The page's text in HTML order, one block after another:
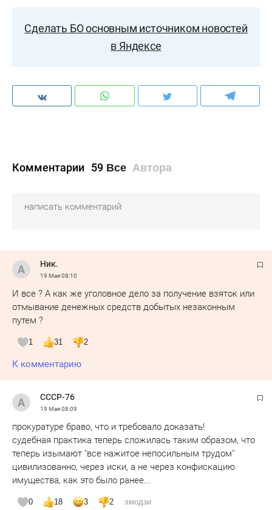
Сделать БО основным источником новостей
в Яндексе
Комментарии 59 Все Автора
Ник.
19 Мая08:10
И все ? А как же уголовное дело за получение взяток или
отмывание денежных средств добытых незаконным
путем ?
1 31 2
К комментарию
СССР-76
19 Мая08:09
прокуратуре браво, что и требовало доказать!
судебная практика теперь сложилась таким образом, что
теперь изымают "все нажитое непосильным трудом"
цивилизованно, через иски, а не через конфискацию
имущества, как это было ранее...
0 18 3 2 эмодзи